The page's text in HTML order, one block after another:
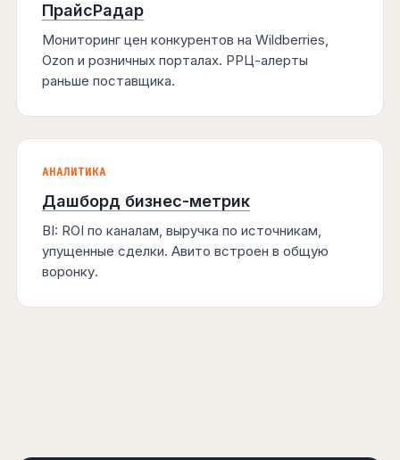
ПрайсРадар
Мониторинг цен конкурентов на Wildberries,
Ozon и розничных порталах. РРЦ-алерты
раньше поставщика.
АНАЛИТИКА
Дашборд бизнес-метрик
BI: ROI по каналам, выручка по источникам,
упущенные сделки. Авито встроен в общую
воронку.